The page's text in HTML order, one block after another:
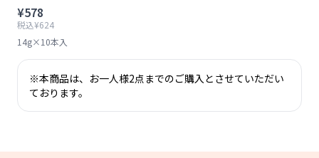
¥578
税込¥624
14g×10本入
※本商品は、お一人様2点までのご購入とさせていただい
ております。